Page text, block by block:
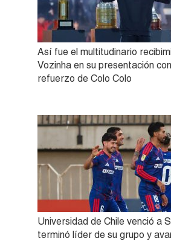
Así fue el multitudinario
Vozinha en su presentación
refuerzo de Colo Colo
Universidad de Chile venció a
terminó líder de su grupo y